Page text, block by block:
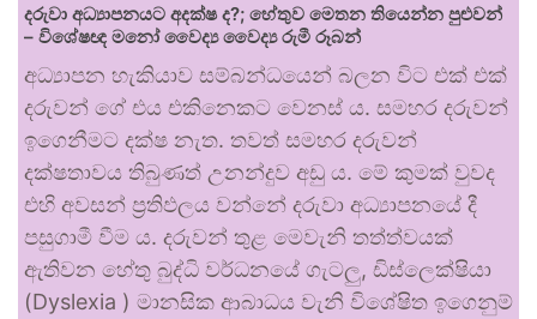
දරුවා අධ්‍යාපනයට අදක්ෂ ද?; හේතුව මෙතන තියෙන්න පුළුවන්
– විශේෂඥ මනෝ වෛද්‍ය වෛද්‍ය රුමී රූබන්
අධ්‍යාපන හැකියාව සම්බන්ධයෙන් බලන විට එක් එක්
දරුවන් ගේ එය එකිනෙකට වෙනස් ය. සමහර දරුවන්
ඉගෙනීමට දක්ෂ නැත. තවත් සමහර දරුවන්
දක්ෂතාවය තිබුණත් උනන්දුව අඩු ය. මේ කුමක් වුවද
එහි අවසන් ප්‍රතිඵලය වන්නේ දරුවා අධ්‍යාපනයේ දී
පසුගාමී වීම ය. දරුවන් තුළ මෙවැනි තත්ත්වයක්
ඇතිවන හේතු බුද්ධි වර්ධනයේ ගැටලු, ඩිස්ලෙක්ෂියා
(Dyslexia ) මානසික ආබාධය වැනි විශේෂිත ඉගෙනුම්